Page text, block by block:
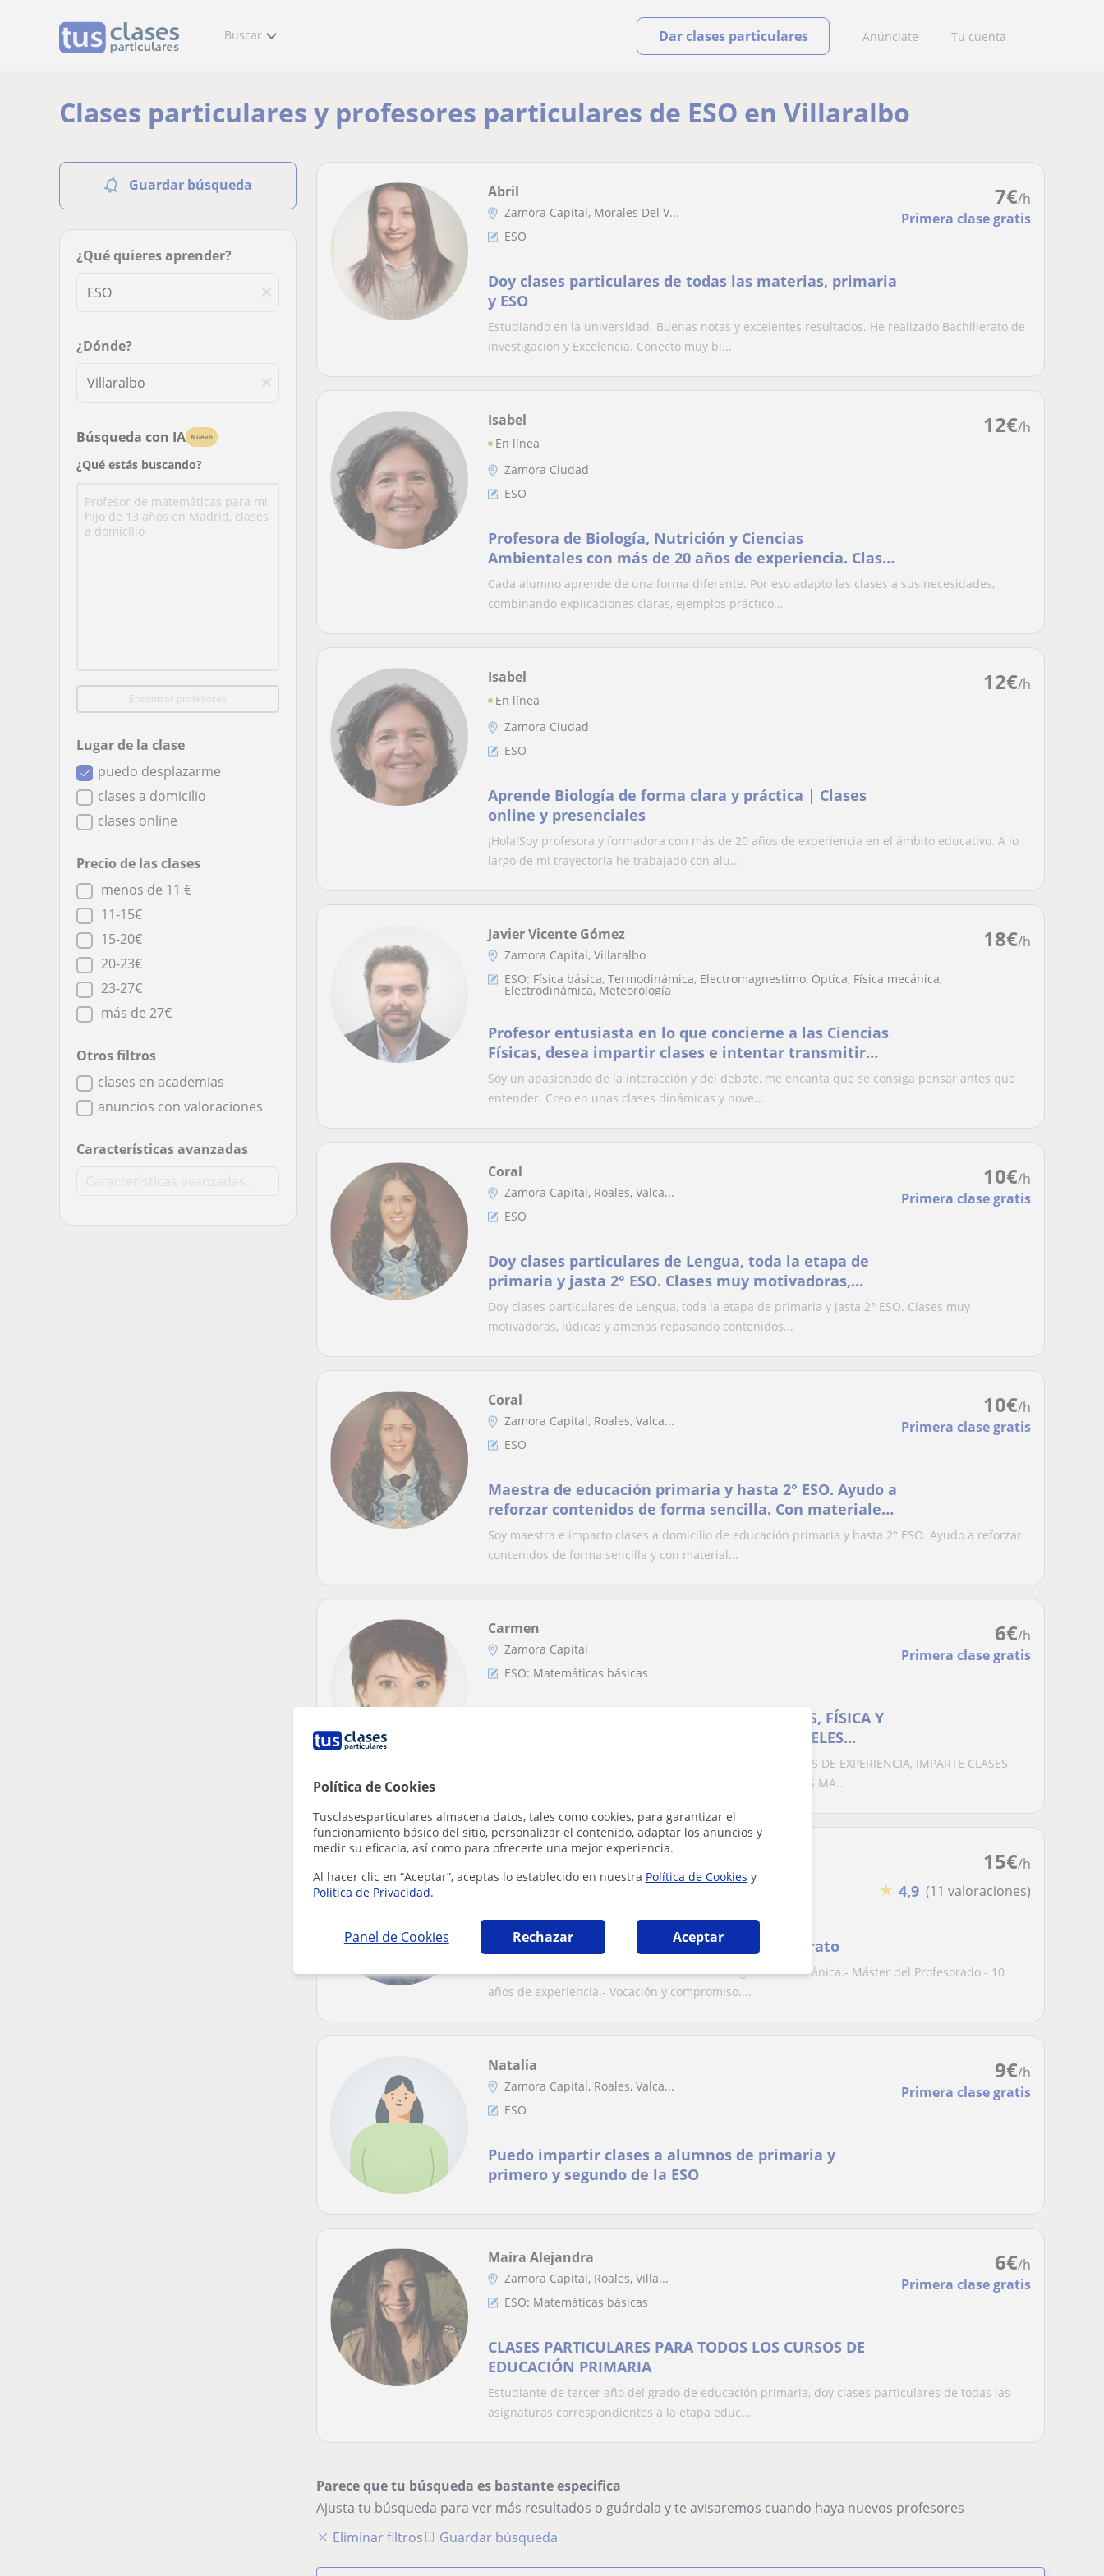
Política de Cookies
Tusclasesparticulares almacena datos, tales como cookies, para garantizar el
funcionamiento básico del sitio, personalizar el contenido, adaptar los anuncios y
medir su eficacia, así como para ofrecerte una mejor experiencia.
Al hacer clic en “Aceptar”, aceptas lo establecido en nuestra Política de Cookies y
Política de Privacidad.
Panel de Cookies Rechazar Aceptar
Buscar Anúnciate Tu cuenta
Dar clases particulares
Clases particulares y profesores particulares de ESO en Villaralbo
Guardar búsqueda
¿Qué quieres aprender?
¿Dónde?
Búsqueda con IA Nuevo
¿Qué estás buscando?
Encontrar profesores
Lugar de la clase
puedo desplazarme
clases a domicilio
clases online
Precio de las clases
menos de 11 €
11-15€
15-20€
20-23€
23-27€
más de 27€
Otros filtros
clases en academias
anuncios con valoraciones
Características avanzadas
7€/h
Primera clase gratis
Abril
Zamora Capital, Morales Del V...
ESO
Doy clases particulares de todas las materias, primaria
y ESO
Estudiando en la universidad. Buenas notas y excelentes resultados. He realizado Bachillerato de
Investigación y Excelencia. Conecto muy bi...
12€/h
Isabel
En línea
Zamora Ciudad
ESO
Profesora de Biología, Nutrición y Ciencias
Ambientales con más de 20 años de experiencia. Clases
online y presenciales adaptadas
Cada alumno aprende de una forma diferente. Por eso adapto las clases a sus necesidades,
combinando explicaciones claras, ejemplos práctico...
12€/h
Isabel
En línea
Zamora Ciudad
ESO
Aprende Biología de forma clara y práctica | Clases
online y presenciales
¡Hola!Soy profesora y formadora con más de 20 años de experiencia en el ámbito educativo. A lo
largo de mi trayectoria he trabajado con alu...
18€/h
Javier Vicente Gómez
Zamora Capital, Villaralbo
ESO: Física básica, Termodinámica, Electromagnestimo, Óptica, Física mecánica,
Electrodinámica, Meteorología
Profesor entusiasta en lo que concierne a las Ciencias
Físicas, desea impartir clases e intentar transmitir
todo su conocimiento
Soy un apasionado de la interacción y del debate, me encanta que se consiga pensar antes que
entender. Creo en unas clases dinámicas y nove...
10€/h
Primera clase gratis
Coral
Zamora Capital, Roales, Valca...
ESO
Doy clases particulares de Lengua, toda la etapa de
primaria y jasta 2° ESO. Clases muy motivadoras,
lúdicas y amenas repasando contenidos y afianciando
los nuevos
Doy clases particulares de Lengua, toda la etapa de primaria y jasta 2° ESO. Clases muy
motivadoras, lúdicas y amenas repasando contenidos...
10€/h
Primera clase gratis
Coral
Zamora Capital, Roales, Valca...
ESO
Maestra de educación primaria y hasta 2° ESO. Ayudo a
reforzar contenidos de forma sencilla. Con materiales
didácticos manipulativos (primaria). Gran
disponibilidad de horarios. No dudes en ponerte en
contacto conmigo para cualquier pregunta!
Soy maestra e imparto clases a domicilio de educación primaria y hasta 2° ESO. Ayudo a reforzar
contenidos de forma sencilla y con material...
6€/h
Primera clase gratis
Carmen
Zamora Capital
ESO: Matemáticas básicas
DOY CLASES PARTICULARES DE MATEMÁTICAS, FÍSICA Y
QUÍMICA Y OTRAS CIENCIAS. TODOS LOS NIVELES
LICENCIADA EN CIENCIAS QUÍMICAS , CON MÁS DE 15 AÑOS DE EXPERIENCIA, IMPARTE CLASES
PARTICULARES DE MATEMÁTICAS, FÍSICA, QUÍMICA Y OTRAS MA...
15€/h
★ 4,9 (11 valoraciones)
Enrique
Zamora Capital, Valcabado, Vi...
Matemáticas, Física, Química. ESO/Bachillerato
- Profesor verificado/estrella.- Graduado en Ingeniería Mecánica.- Máster del Profesorado.- 10
años de experiencia.- Vocación y compromiso....
9€/h
Primera clase gratis
Natalia
Zamora Capital, Roales, Valca...
ESO
Puedo impartir clases a alumnos de primaria y
primero y segundo de la ESO
6€/h
Primera clase gratis
Maira Alejandra
Zamora Capital, Roales, Villa...
ESO: Matemáticas básicas
CLASES PARTICULARES PARA TODOS LOS CURSOS DE
EDUCACIÓN PRIMARIA
Estudiante de tercer año del grado de educación primaria, doy clases particulares de todas las
asignaturas correspondientes a la etapa educ...
Parece que tu búsqueda es bastante especifica
Ajusta tu búsqueda para ver más resultados o guárdala y te avisaremos cuando haya nuevos profesores
Eliminar filtros
Guardar búsqueda